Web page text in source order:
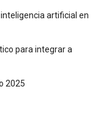
artificial en
para integrar a
2025